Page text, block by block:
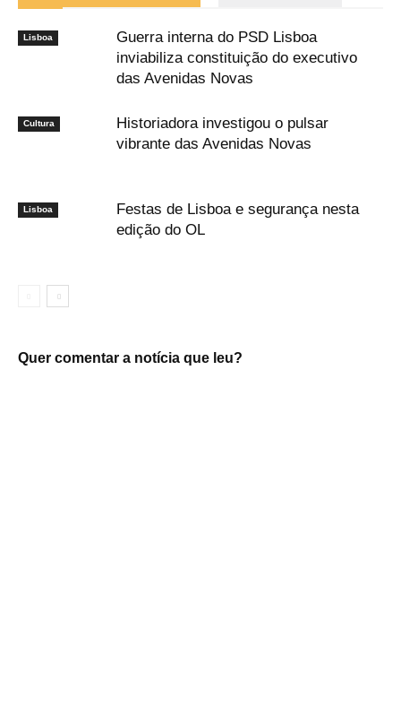
Lisboa
Guerra interna do PSD Lisboa
inviabiliza constituição do executivo
das Avenidas Novas
Cultura
Historiadora investigou o pulsar
vibrante das Avenidas Novas
Lisboa
Festas de Lisboa e segurança nesta
edição do OL
Quer comentar a notícia que leu?